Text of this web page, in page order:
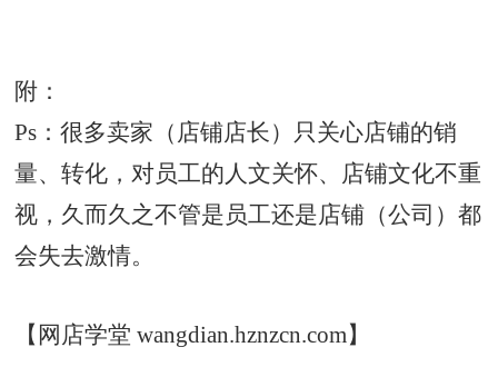
附：
Ps：很多卖家（店铺店长）只关心店铺的销
量、转化，对员工的人文关怀、店铺文化不重
视，久而久之不管是员工还是店铺（公司）都
会失去激情。
【网店学堂 wangdian.hznzcn.com】